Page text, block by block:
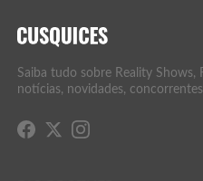
Saiba tudo sobre Reality Shows,
notícias, novidades,